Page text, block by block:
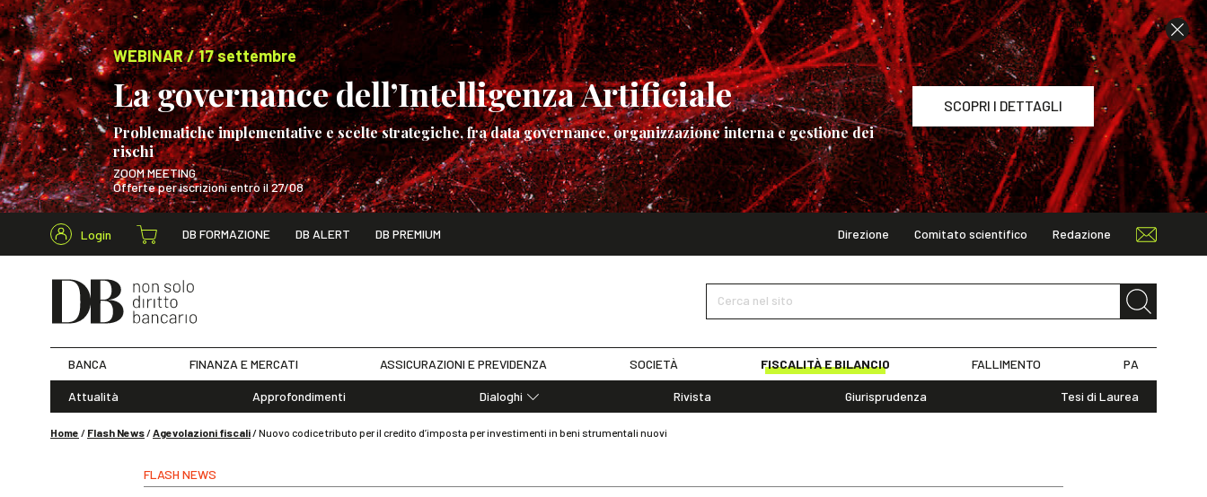
WEBINAR / 17 settembre
La governance dell’Intelligenza Artificiale
Problematiche implementative e scelte strategiche, fra data governance, organizzazione interna e gestione dei
rischi
ZOOM MEETING
Offerte per iscrizioni entro il 27/08
SCOPRI I DETTAGLI
WEBINAR / 17 settembre
Login DB FORMAZIONE DB ALERT DB PREMIUM Direzione Comitato scientifico Redazione
Cerca nel sito
Cerca nel sito
BANCA FINANZA E MERCATI ASSICURAZIONI E PREVIDENZA SOCIETÀ FISCALITÀ E BILANCIO FALLIMENTO PA
Attualità Approfondimenti
Dialoghi
Rivista Giurisprudenza Tesi di Laurea
Home / Flash News/Agevolazioni fiscali/Nuovo codice tributo per il credito d’imposta per investimenti in beni strumentali nuovi
FLASH NEWS